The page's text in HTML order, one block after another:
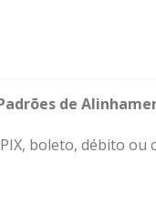
de
boleto, débito